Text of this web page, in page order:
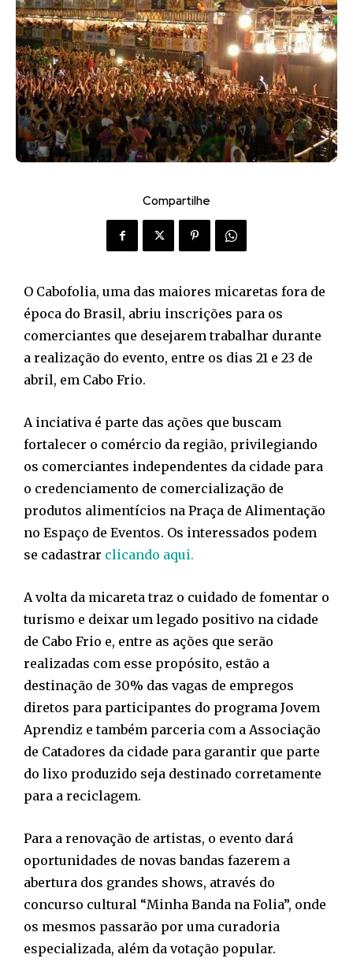
Compartilhe
O Cabofolia, uma das maiores micaretas fora de
época do Brasil, abriu inscrições para os
comerciantes que desejarem trabalhar durante
a realização do evento, entre os dias 21 e 23 de
abril, em Cabo Frio.
A inciativa é parte das ações que buscam
fortalecer o comércio da região, privilegiando
os comerciantes independentes da cidade para
o credenciamento de comercialização de
produtos alimentícios na Praça de Alimentação
no Espaço de Eventos. Os interessados podem
se cadastrar clicando aqui.
A volta da micareta traz o cuidado de fomentar o
turismo e deixar um legado positivo na cidade
de Cabo Frio e, entre as ações que serão
realizadas com esse propósito, estão a
destinação de 30% das vagas de empregos
diretos para participantes do programa Jovem
Aprendiz e também parceria com a Associação
de Catadores da cidade para garantir que parte
do lixo produzido seja destinado corretamente
para a reciclagem.
Para a renovação de artistas, o evento dará
oportunidades de novas bandas fazerem a
abertura dos grandes shows, através do
concurso cultural “Minha Banda na Folia”, onde
os mesmos passarão por uma curadoria
especializada, além da votação popular.